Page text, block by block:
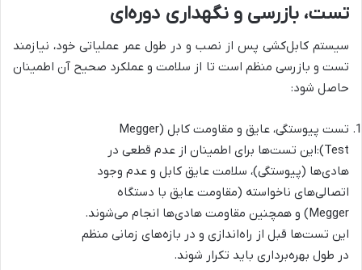
تست، بازرسی و نگهداری دوره‌ای
سیستم کابل‌کشی پس از نصب و در طول عمر عملیاتی خود، نیازمند
تست و بازرسی منظم است تا از سلامت و عملکرد صحیح آن اطمینان
حاصل شود:
تست پیوستگی، عایق و مقاومت کابل (Megger
Test):این تست‌ها برای اطمینان از عدم قطعی در
هادی‌ها (پیوستگی)، سلامت عایق کابل و عدم وجود
اتصالی‌های ناخواسته (مقاومت عایق با دستگاه
Megger) و همچنین مقاومت هادی‌ها انجام می‌شوند.
این تست‌ها قبل از راه‌اندازی و در بازه‌های زمانی منظم
در طول بهره‌برداری باید تکرار شوند.